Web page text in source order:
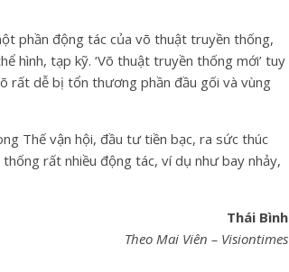
phần động tác của võ thuật truyền thống,
hình, tạp kỹ. ‘Võ thuật truyền thống mới’ tuy
rất dễ bị tổn thương phần đầu gối và vùng
Thế vận hội, đầu tư tiền bạc, ra sức thúc
rất nhiều động tác, ví dụ như bay nhảy,
Thái Bình
Theo Mai Viên – Visiontimes